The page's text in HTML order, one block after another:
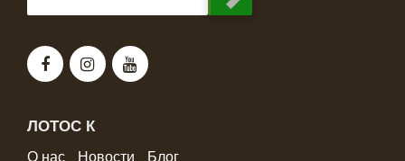
ЛОТОС К
О нас Новости Блог